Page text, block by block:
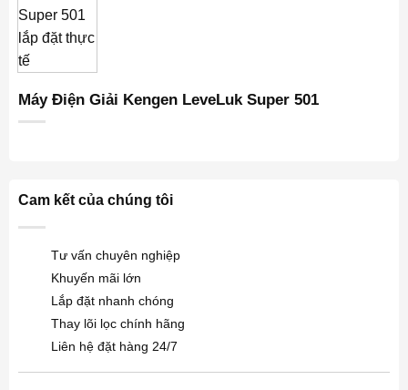
Máy Điện Giải Kengen LeveLuk Super 501
Cam kết của chúng tôi
Tư vấn chuyên nghiệp
Khuyến mãi lớn
Lắp đặt nhanh chóng
Thay lõi lọc chính hãng
Liên hệ đặt hàng 24/7